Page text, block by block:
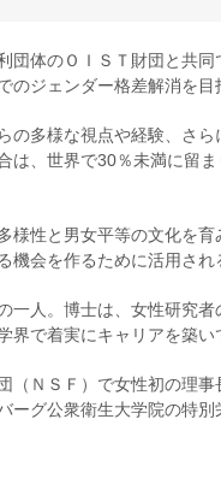
体のＯＩＳＴ財団と共
ジェンダー格差解消を目
の多様な視点や経験、さ
は、世界で30％未満に留
様性と男女平等の文化を
会を作るために活用され
一人。博士は、女性研究
で着実にキャリアを築い
（ＮＳＦ）で女性初の理
グ公衆衛生大学院の特別